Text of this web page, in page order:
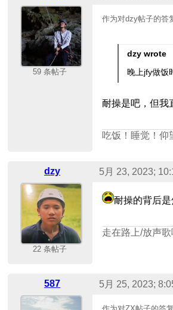
59 条帖子
作为对dzy帖子的答
dzy wrote
晚上jfy做饭
耐操是吧，但我
吃饭！睡觉！仰
dzy 5月 23, 2023;
22 条帖子
耐操的背后
走在路上/放声
587 5月 25, 2023;